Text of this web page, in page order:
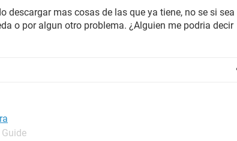
descargar mas cosas de las que ya tiene, no se si sea
o por algun otro problema. ¿Alguien me podria decir
Guide